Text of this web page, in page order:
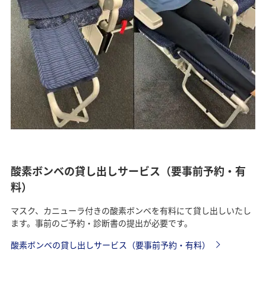
酸素ボンベの貸し出しサービス（要事前予約・有
料）
マスク、カニューラ付きの酸素ボンベを有料にて貸し出しいたし
ます。事前のご予約・診断書の提出が必要です。
酸素ボンベの貸し出しサービス（要事前予約・有料）